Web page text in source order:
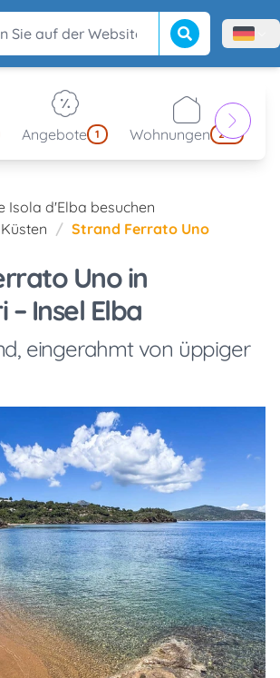
auf der Website Suche beginnen
Menù
Angebote 1 Wohnungen 214
Isola d'Elba besuchen
Strand Ferrato Uno
Uno in
– Insel Elba
eingerahmt von üppiger